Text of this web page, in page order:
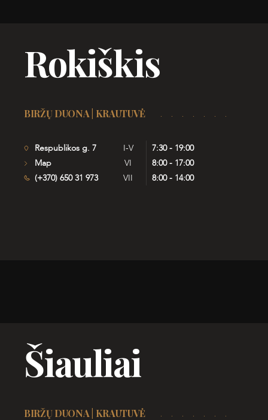
Rokiškis
BIRŽŲ DUONA | KRAUTUVĖ
Respublikos g. 7
Map
(+370) 650 31 973
I-V
7:30 - 19:00
VI
8:00 - 17:00
VII
8:00 - 14:00
Šiauliai
BIRŽŲ DUONA | KRAUTUVĖ